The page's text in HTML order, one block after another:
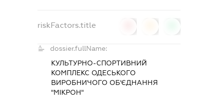
riskFactors.title
dossier.fullName:
КУЛЬТУРНО-СПОРТИВНИЙ
КОМПЛЕКС ОДЕСЬКОГО
ВИРОБНИЧОГО ОБ'ЄДНАННЯ
"МІКРОН"